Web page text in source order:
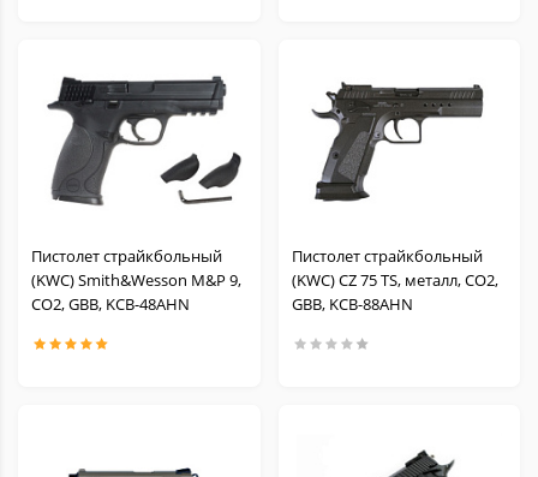
Пистолет страйкбольный
(KWC) Smith&Wesson M&P 9,
CO2, GBB, KCB-48AHN
Пистолет страйкбольный
(KWC) CZ 75 TS, металл, CO2,
GBB, KCB-88AHN